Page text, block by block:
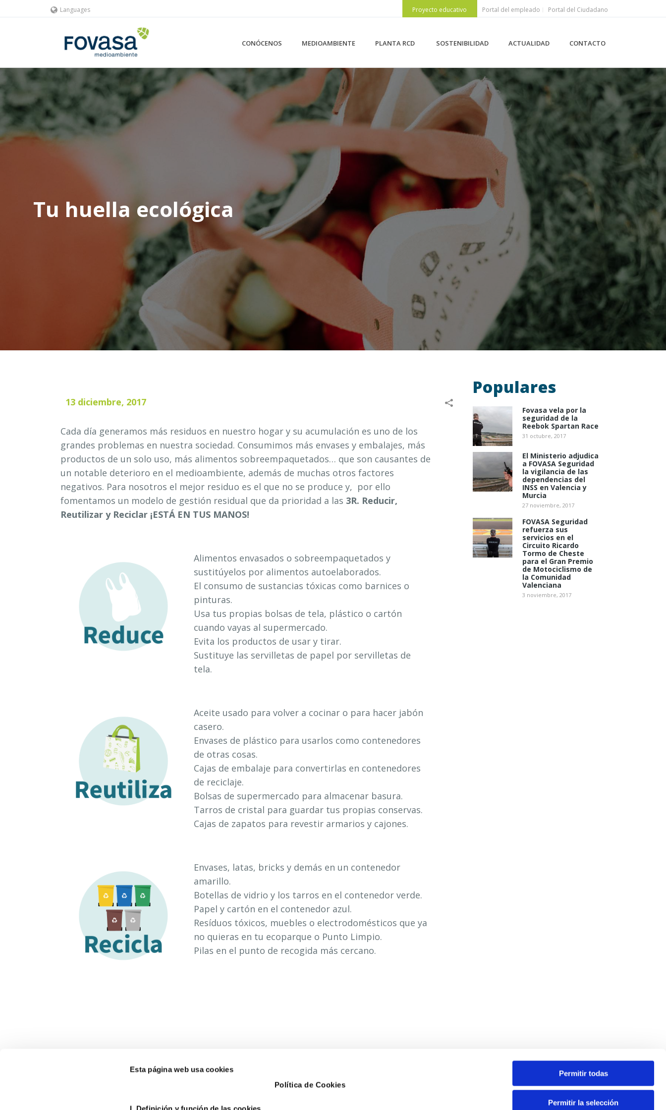
Esta página web usa cookies
Política de Cookies
Permitir todas
Permitir la selección
Languages Proyecto educativo Portal del empleado Portal del Ciudadano
CONÓCENOS MEDIOAMBIENTE PLANTA RCD SOSTENIBILIDAD ACTUALIDAD CONTACTO
Tu huella ecológica
13 diciembre, 2017
Cada día generamos más residuos en nuestro hogar y su acumulación es uno de los
grandes problemas en nuestra sociedad. Consumimos más envases y embalajes, más
productos de un solo uso, más alimentos sobreempaquetados… que son causantes de
un notable deterioro en el medioambiente, además de muchas otros factores
negativos. Para nosotros el mejor residuo es el que no se produce y, por ello
fomentamos un modelo de gestión residual que da prioridad a las 3R. Reducir,
Reutilizar y Reciclar ¡ESTÁ EN TUS MANOS!
Alimentos envasados o sobreempaquetados y
sustitúyelos por alimentos autoelaborados.
El consumo de sustancias tóxicas como barnices o
pinturas.
Usa tus propias bolsas de tela, plástico o cartón
cuando vayas al supermercado.
Evita los productos de usar y tirar.
Sustituye las servilletas de papel por servilletas de
tela.
Aceite usado para volver a cocinar o para hacer jabón
casero.
Envases de plástico para usarlos como contenedores
de otras cosas.
Cajas de embalaje para convertirlas en contenedores
de reciclaje.
Bolsas de supermercado para almacenar basura.
Tarros de cristal para guardar tus propias conservas.
Cajas de zapatos para revestir armarios y cajones.
Envases, latas, bricks y demás en un contenedor
amarillo.
Botellas de vidrio y los tarros en el contenedor verde.
Papel y cartón en el contenedor azul.
Resíduos tóxicos, muebles o electrodomésticos que ya
no quieras en tu ecoparque o Punto Limpio.
Pilas en el punto de recogida más cercano.
Populares
Fovasa vela por la
seguridad de la
Reebok Spartan Race
31 octubre, 2017
El Ministerio adjudica
a FOVASA Seguridad
la vigilancia de las
dependencias del
INSS en Valencia y
Murcia
27 noviembre, 2017
FOVASA Seguridad
refuerza sus
servicios en el
Circuito Ricardo
Tormo de Cheste
para el Gran Premio
de Motociclismo de
la Comunidad
Valenciana
3 noviembre, 2017